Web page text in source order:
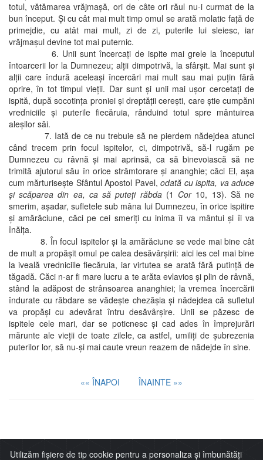
totul, vătămarea vrăjmaşă, ori de câte ori răul nu-i curmat de la
bun început. Şi cu cât mai mult timp omul se arată molatic faţă de
primejdie, cu atât mai mult, zi de zi, puterile lui sleiesc, iar
vrăjmaşul devine tot mai puternic.
6. Unii sunt încercaţi de ispite mai grele la începutul
întoarcerii lor la Dumnezeu; alţii dimpotrivă, la sfârşit. Mai sunt şi
alţii care îndură aceleaşi încercări mai mult sau mai puţin fără
oprire, în tot timpul vieţii. Dar sunt şi unii mai uşor cercetaţi de
ispită, după socotinţa proniei şi dreptăţii cereşti, care ştie cumpăni
vredniciile şi puterile fiecăruia, rânduind totul spre mântuirea
aleşilor săi.
7. Iată de ce nu trebuie să ne pierdem nădejdea atunci
când trecem prin focul ispitelor, ci, dimpotrivă, să-l rugăm pe
Dumnezeu cu râvnă şi mai aprinsă, ca să binevoiască să ne
trimită ajutorul său în orice strâmtorare şi ananghie; căci El, aşa
cum mărturiseşte Sfântul Apostol Pavel,odată cu ispita, va aduce
şi scăparea din ea, ca să puteţi răbda(1 Cor 10, 13). Să ne
smerim, aşadar, sufletele sub mâna lui Dumnezeu, în orice ispitire
şi amărăciune, căci pe cei smeriţi cu inima îi va mântui şi îi va
înălţa.
8. În focul ispitelor şi la amărăciune se vede mai bine cât
de mult a propăşit omul pe calea desăvârşirii: aici ies cel mai bine
la iveală vredniciile fiecăruia, iar virtutea se arată fără putinţă de
tăgadă. Căci n-ar fi mare lucru a te arăta evlavios şi plin de râvnă,
stând la adăpost de strânsoarea ananghiei; la vremea încercării
îndurate cu răbdare se vădeşte chezăşia şi nădejdea că sufletul
va propăşi cu adevărat întru desăvârşire. Unii se păzesc de
ispitele cele mari, dar se poticnesc şi cad ades în împrejurări
mărunte ale vieţii de toate zilele, ca astfel, umiliţi de şubrezenia
puterilor lor, să nu-şi mai caute vreun reazem de nădejde în sine.
«« ÎNAPOI ÎNAINTE »»
Utilizăm fișiere de tip cookie pentru a personaliza și îmbunătăți